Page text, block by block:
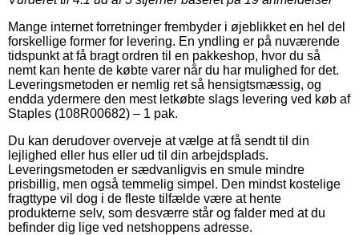
Mange internet forretninger frembyder i øjeblikket en hel del
forskellige former for levering. En yndling er på nuværende
tidspunkt at få bragt ordren til en pakkeshop, hvor du så
nemt kan hente de købte varer når du har mulighed for det.
Leveringsmetoden er nemlig ret så hensigtsmæssig, og
endda ydermere den mest letkøbte slags levering ved køb af
Staples (108R00682) – 1 pak.
Du kan derudover overveje at vælge at få sendt til din
lejlighed eller hus eller ud til din arbejdsplads.
Leveringsmetoden er sædvanligvis en smule mindre
prisbillig, men også temmelig simpel. Den mindst kostelige
fragttype vil dog i de fleste tilfælde være at hente
produkterne selv, som desværre står og falder med at du
befinder dig lige ved netshoppens adresse.